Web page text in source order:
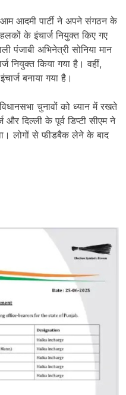
आम आदमी पार्टी ने अपने संगठन के
के इंचार्ज नियुक्त किए गए
पंजाबी अभिनेत्री सोनिया मान
नियुक्त किया गया है। वहीं,
बनाया गया है।
चुनावों को ध्यान में रखते
दिल्ली के पूर्व डिप्टी सीएम ने
लोगों से फीडबैक लेने के बाद